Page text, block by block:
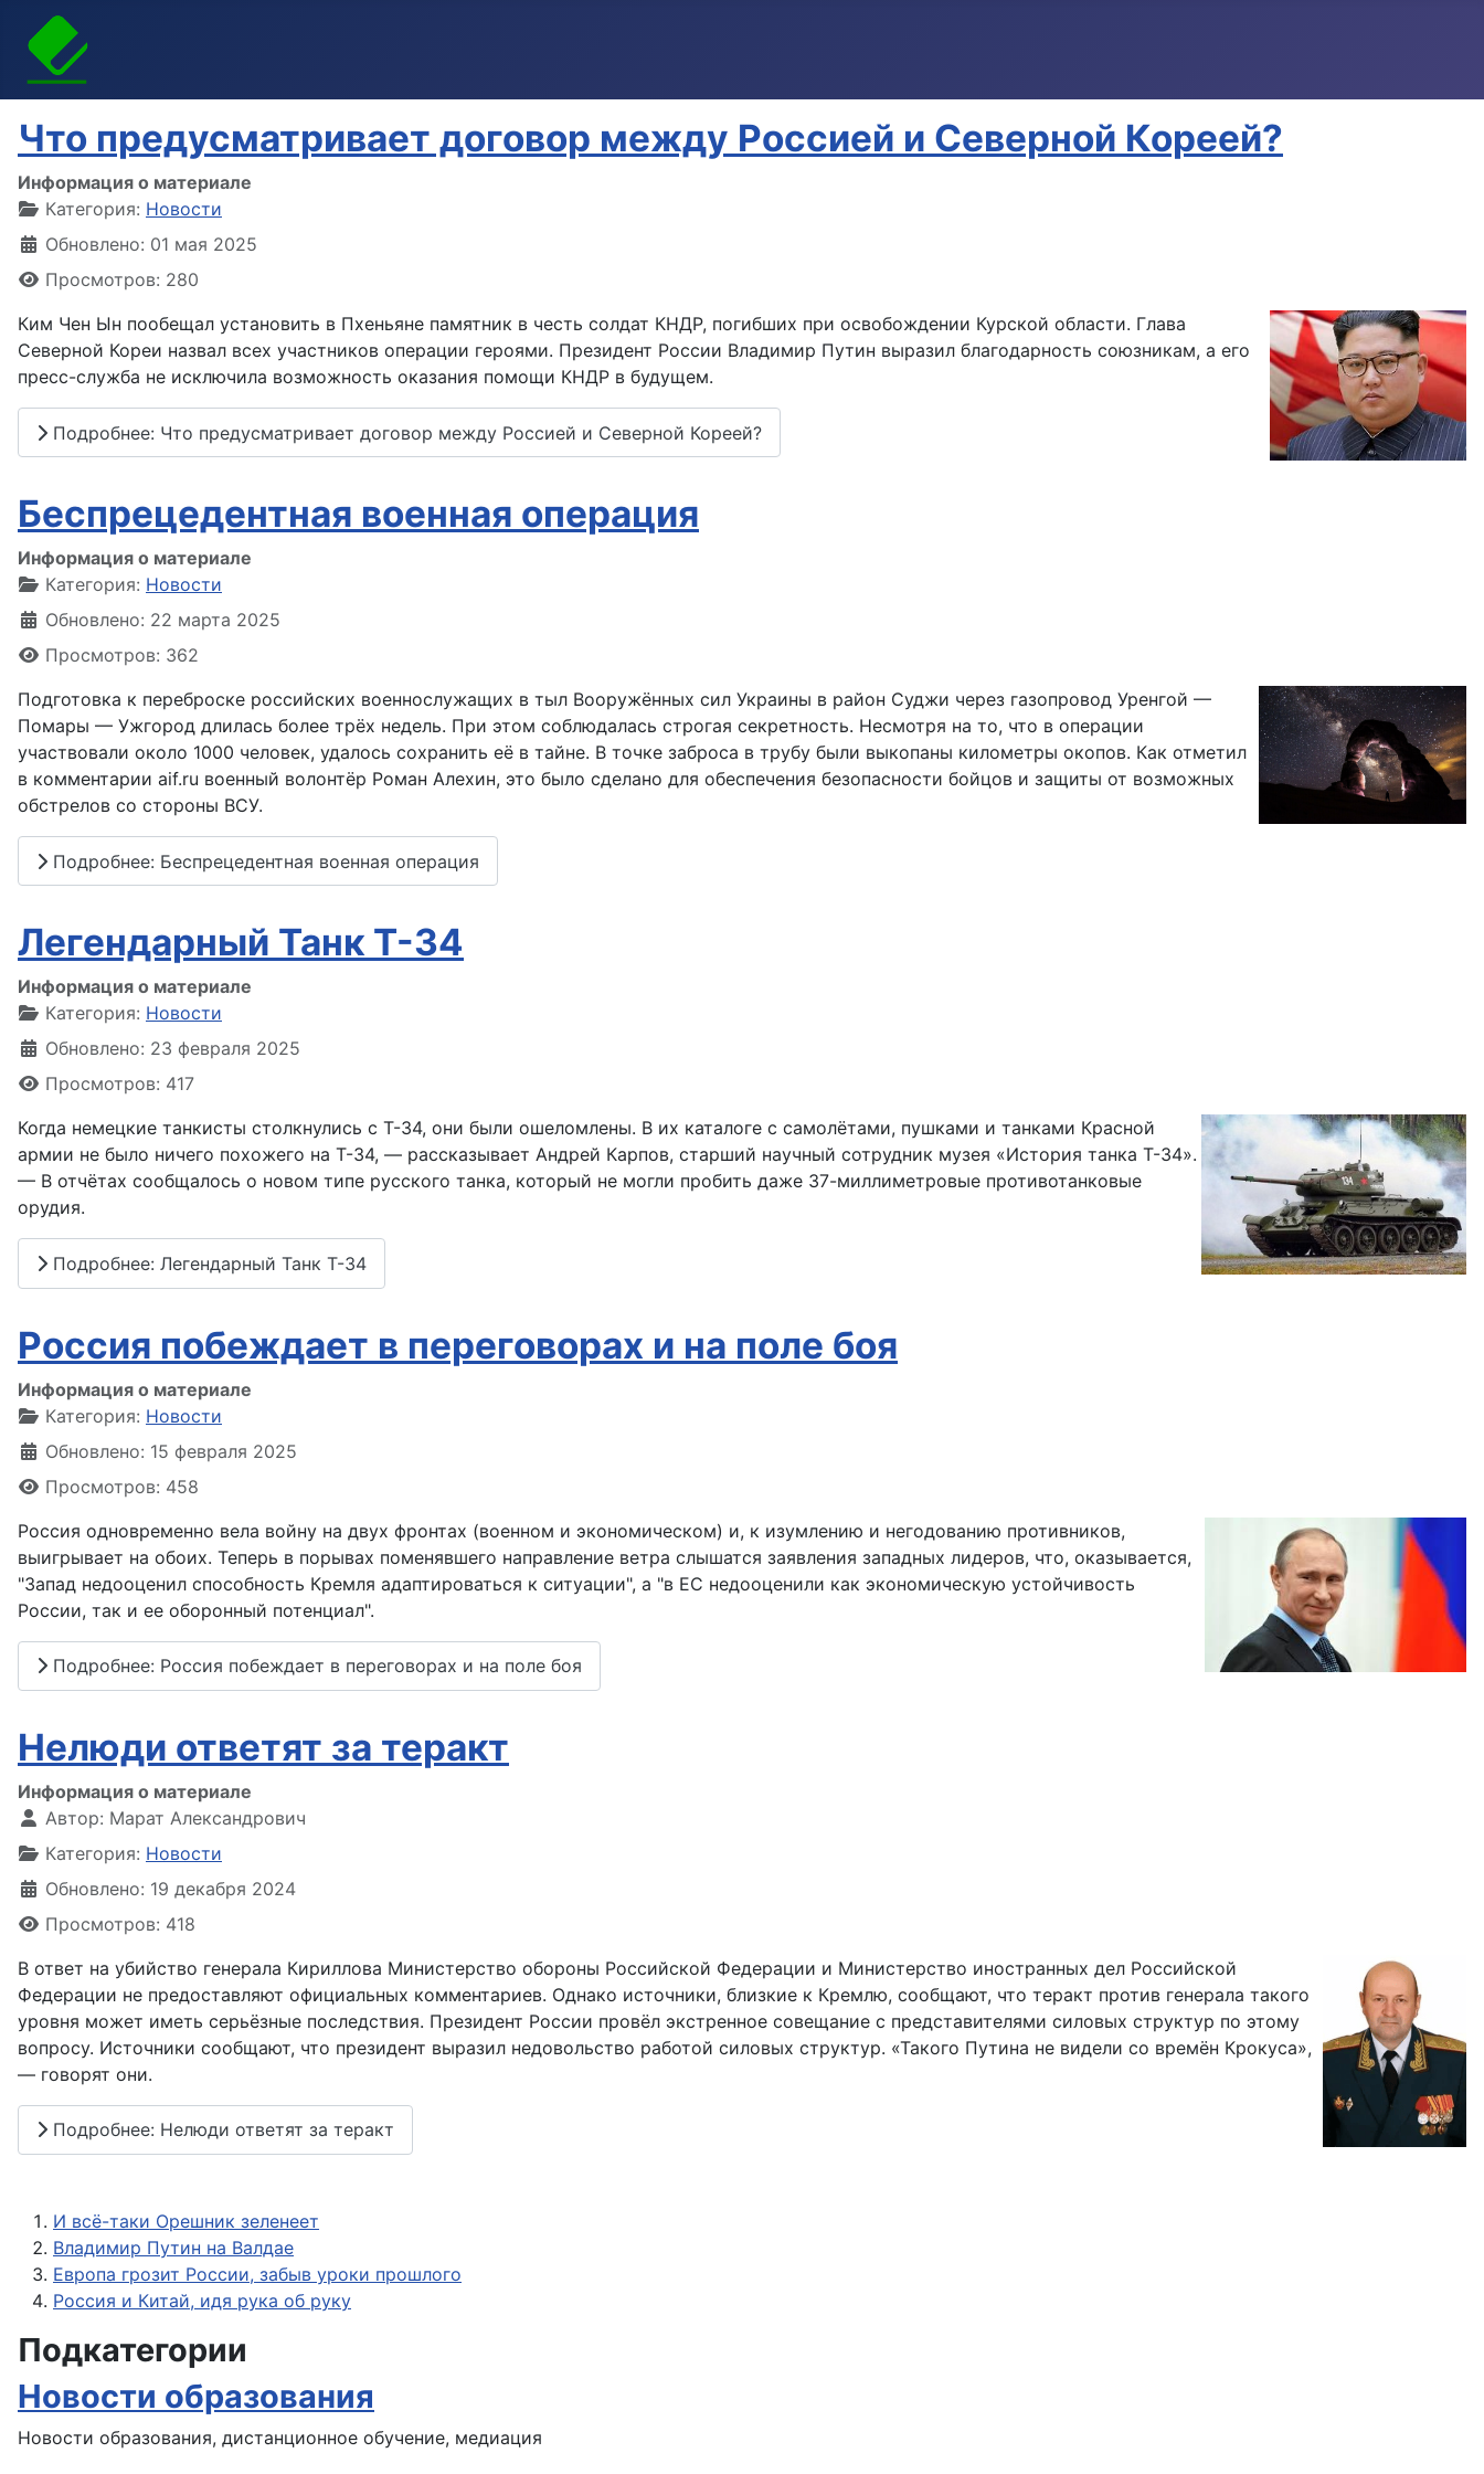
Что предусматривает договор между Россией и Северной Кореей?
Информация о материале
Категория: Новости
Обновлено: 01 мая 2025
Просмотров: 280
Ким Чен Ын пообещал установить в Пхеньяне памятник в честь солдат КНДР, погибших при освобождении Курской области. Глава
Северной Кореи назвал всех участников операции героями. Президент России Владимир Путин выразил благодарность союзникам, а его
пресс-служба не исключила возможность оказания помощи КНДР в будущем.
Подробнее: Что предусматривает договор между Россией и Северной Кореей?
Беспрецедентная военная операция
Информация о материале
Категория: Новости
Обновлено: 22 марта 2025
Просмотров: 362
Подготовка к переброске российских военнослужащих в тыл Вооружённых сил Украины в район Суджи через газопровод Уренгой —
Помары — Ужгород длилась более трёх недель. При этом соблюдалась строгая секретность. Несмотря на то, что в операции
участвовали около 1000 человек, удалось сохранить её в тайне. В точке заброса в трубу были выкопаны километры окопов. Как отметил
в комментарии aif.ru военный волонтёр Роман Алехин, это было сделано для обеспечения безопасности бойцов и защиты от возможных
обстрелов со стороны ВСУ.
Подробнее: Беспрецедентная военная операция
Легендарный Танк Т-34
Информация о материале
Категория: Новости
Обновлено: 23 февраля 2025
Просмотров: 417
Когда немецкие танкисты столкнулись с Т-34, они были ошеломлены. В их каталоге с самолётами, пушками и танками Красной
армии не было ничего похожего на Т-34, — рассказывает Андрей Карпов, старший научный сотрудник музея «История танка Т-34».
— В отчётах сообщалось о новом типе русского танка, который не могли пробить даже 37-миллиметровые противотанковые
орудия.
Подробнее: Легендарный Танк Т-34
Россия побеждает в переговорах и на поле боя
Информация о материале
Категория: Новости
Обновлено: 15 февраля 2025
Просмотров: 458
Россия одновременно вела войну на двух фронтах (военном и экономическом) и, к изумлению и негодованию противников,
выигрывает на обоих. Теперь в порывах поменявшего направление ветра слышатся заявления западных лидеров, что, оказывается,
"Запад недооценил способность Кремля адаптироваться к ситуации", а "в ЕС недооценили как экономическую устойчивость
России, так и ее оборонный потенциал".
Подробнее: Россия побеждает в переговорах и на поле боя
Нелюди ответят за теракт
Информация о материале
Автор: Марат Александрович
Категория: Новости
Обновлено: 19 декабря 2024
Просмотров: 418
В ответ на убийство генерала Кириллова Министерство обороны Российской Федерации и Министерство иностранных дел Российской
Федерации не предоставляют официальных комментариев. Однако источники, близкие к Кремлю, сообщают, что теракт против генерала такого
уровня может иметь серьёзные последствия. Президент России провёл экстренное совещание с представителями силовых структур по этому
вопросу. Источники сообщают, что президент выразил недовольство работой силовых структур. «Такого Путина не видели со времён Крокуса»,
— говорят они.
Подробнее: Нелюди ответят за теракт
И всё-таки Орешник зеленеет
Владимир Путин на Валдае
Европа грозит России, забыв уроки прошлого
Россия и Китай, идя рука об руку
Подкатегории
Новости образования
Новости образования, дистанционное обучение, медиация